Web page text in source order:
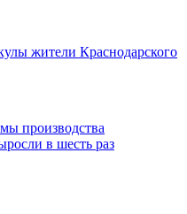
жители Краснодарского
производства
в шесть раз